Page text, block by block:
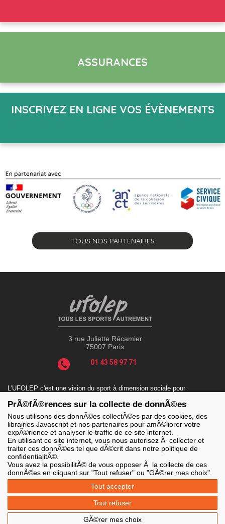
ASSURANCES
INSCRIVEZ EN LIGNE VOS ÉVÈNEMENTS
TOUS NOS PARTENAIRES
3 rue Juliette Récamier
75007 Paris
01 43 58 97 71
L'UFOLEP c'est une vision du sport à dimension sociale pour
handicap, le sport-durable avec des valeurs incontournables : la
solidarité, le fair-play, la laïcité et la citoyenneté.
LES SITES DE L'UFOLEP
> Grand public
> Extranet
> Ufoweb
> Communication Asso
> Inscriptions événements
> Secourisme Ufolep
PrÃ©fÃ©rences sur la collecte de donnÃ©es
Nous utilisons des donnÃ©es collectÃ©es par des cookies, des
librairies Javascript et nos partenaires pour amÃ©liorer votre
expÃ©rience et analyser le traffic de ce site internet.
En utilisant ce site internet, vous nous autorisez Ã collecter et
traiter ces donnÃ©es tel que dÃ©crit dans notre politique de
confidentialitÃ©.
Vous avez la possibilitÃ© de vous opposer Ã la collecte de ces
donnÃ©es en cliquant sur "Tout refuser" ou "GÃ©rer mes choix".
Tout accepter
Tout refuser
GÃ©rer mes choix